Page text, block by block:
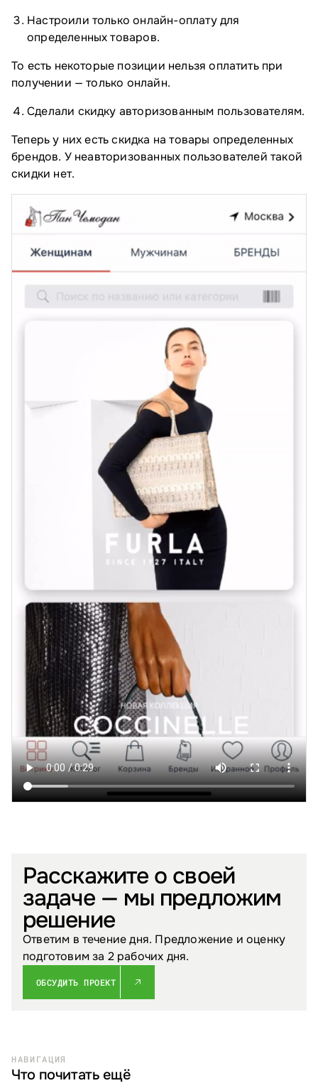
Настроили только онлайн-оплату для
определенных товаров.
То есть некоторые позиции нельзя оплатить при
получении — только онлайн.
Сделали скидку авторизованным пользователям.
Теперь у них есть скидка на товары определенных
брендов. У неавторизованных пользователей такой
скидки нет.
Расскажите о своей
задаче — мы предложим
решение
Ответим в течение дня. Предложение и оценку
подготовим за 2 рабочих дня.
ОБСУДИТЬ ПРОЕКТ
НАВИГАЦИЯ
Что почитать ещё